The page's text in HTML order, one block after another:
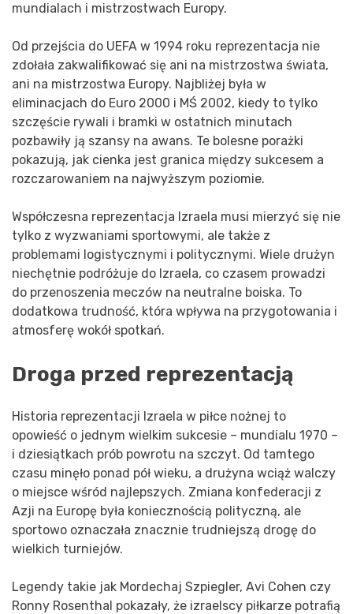
mundialach i mistrzostwach Europy.
Od przejścia do UEFA w 1994 roku reprezentacja nie
zdołała zakwalifikować się ani na mistrzostwa świata,
ani na mistrzostwa Europy. Najbliżej była w
eliminacjach do Euro 2000 i MŚ 2002, kiedy to tylko
szczęście rywali i bramki w ostatnich minutach
pozbawiły ją szansy na awans. Te bolesne porażki
pokazują, jak cienka jest granica między sukcesem a
rozczarowaniem na najwyższym poziomie.
Współczesna reprezentacja Izraela musi mierzyć się nie
tylko z wyzwaniami sportowymi, ale także z
problemami logistycznymi i politycznymi. Wiele drużyn
niechętnie podróżuje do Izraela, co czasem prowadzi
do przenoszenia meczów na neutralne boiska. To
dodatkowa trudność, która wpływa na przygotowania i
atmosferę wokół spotkań.
Droga przed reprezentacją
Historia reprezentacji Izraela w piłce nożnej to
opowieść o jednym wielkim sukcesie – mundialu 1970 –
i dziesiątkach prób powrotu na szczyt. Od tamtego
czasu minęło ponad pół wieku, a drużyna wciąż walczy
o miejsce wśród najlepszych. Zmiana konfederacji z
Azji na Europę była koniecznością polityczną, ale
sportowo oznaczała znacznie trudniejszą drogę do
wielkich turniejów.
Legendy takie jak Mordechaj Szpiegler, Avi Cohen czy
Ronny Rosenthal pokazały, że izraelscy piłkarze potrafią